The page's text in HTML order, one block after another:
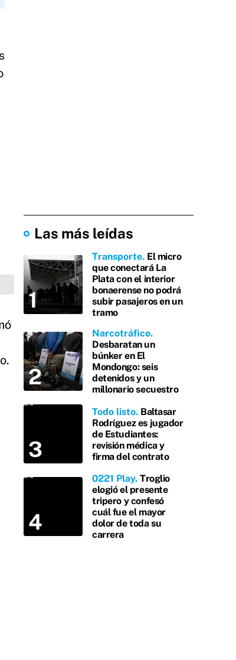
Las más leídas
Transporte El micro
que conectará La
Plata con el interior
bonaerense no podrá
subir pasajeros en un
tramo
Narcotráfico
Desbaratan un
búnker en El
Mondongo: seis
detenidos y un
millonario secuestro
Todo listo Baltasar
Rodríguez es jugador
de Estudiantes:
revisión médica y
firma del contrato
0221 Play Troglio
elogió el presente
tripero y confesó
cuál fue el mayor
dolor de toda su
carrera